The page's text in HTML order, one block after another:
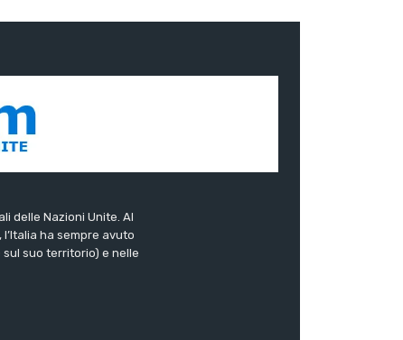
delle Nazioni Unite. Al
ha sempre avuto
suo territorio) e nelle